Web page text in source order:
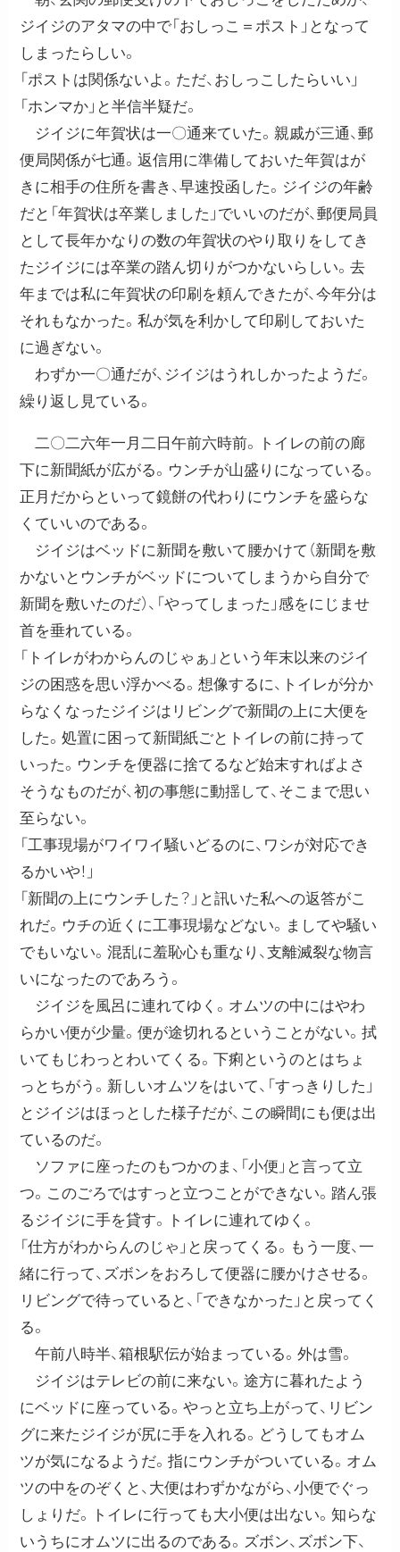
ジイジのアタマの中で「おしっこ＝ポスト」となって
しまったらしい。
「ポストは関係ないよ。ただ、おしっこしたらいい」
「ホンマか」と半信半疑だ。
ジイジに年賀状は一〇通来ていた。親戚が三通、郵
便局関係が七通。返信用に準備しておいた年賀はが
きに相手の住所を書き、早速投函した。ジイジの年齢
だと「年賀状は卒業しました」でいいのだが、郵便局員
として長年かなりの数の年賀状のやり取りをしてき
たジイジには卒業の踏ん切りがつかないらしい。去
年までは私に年賀状の印刷を頼んできたが、今年分は
それもなかった。私が気を利かして印刷しておいた
に過ぎない。
わずか一〇通だが、ジイジはうれしかったようだ。
繰り返し見ている。
二〇二六年一月二日午前六時前。トイレの前の廊
下に新聞紙が広がる。ウンチが山盛りになっている。
正月だからといって鏡餅の代わりにウンチを盛らな
くていいのである。
ジイジはベッドに新聞を敷いて腰かけて（新聞を敷
かないとウンチがベッドについてしまうから自分で
新聞を敷いたのだ）、「やってしまった」感をにじませ
首を垂れている。
「トイレがわからんのじゃぁ」という年末以来のジイ
ジの困惑を思い浮かべる。想像するに、トイレが分か
らなくなったジイジはリビングで新聞の上に大便を
した。処置に困って新聞紙ごとトイレの前に持って
いった。ウンチを便器に捨てるなど始末すればよさ
そうなものだが、初の事態に動揺して、そこまで思い
至らない。
「工事現場がワイワイ騒いどるのに、ワシが対応でき
るかいや！」
「新聞の上にウンチした？」と訊いた私への返答がこ
れだ。ウチの近くに工事現場などない。ましてや騒い
でもいない。混乱に羞恥心も重なり、支離滅裂な物言
いになったのであろう。
ジイジを風呂に連れてゆく。オムツの中にはやわ
らかい便が少量。便が途切れるということがない。拭
いてもじわっとわいてくる。下痢というのとはちょ
っとちがう。新しいオムツをはいて、「すっきりした」
とジイジはほっとした様子だが、この瞬間にも便は出
ているのだ。
ソファに座ったのもつかのま、「小便」と言って立
つ。このごろではすっと立つことができない。踏ん張
るジイジに手を貸す。トイレに連れてゆく。
「仕方がわからんのじゃ」と戻ってくる。もう一度、一
緒に行って、ズボンをおろして便器に腰かけさせる。
リビングで待っていると、「できなかった」と戻ってく
る。
午前八時半、箱根駅伝が始まっている。外は雪。
ジイジはテレビの前に来ない。途方に暮れたよう
にベッドに座っている。やっと立ち上がって、リビン
グに来たジイジが尻に手を入れる。どうしてもオム
ツが気になるようだ。指にウンチがついている。オム
ツの中をのぞくと、大便はわずかながら、小便でぐっ
しょりだ。トイレに行っても大小便は出ない。知らな
いうちにオムツに出るのである。ズボン、ズボン下、